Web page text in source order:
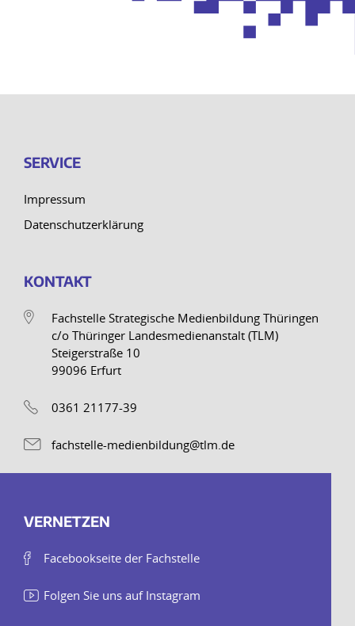
SERVICE
Impressum
Datenschutzerklärung
KONTAKT
Fachstelle Strategische Medienbildung Thüringen
c/o Thüringer Landesmedienanstalt (TLM)
Steigerstraße 10
99096 Erfurt
0361 21177-39
fachstelle-medienbildung@tlm.de
VERNETZEN
Facebookseite der Fachstelle
Folgen Sie uns auf Instagram